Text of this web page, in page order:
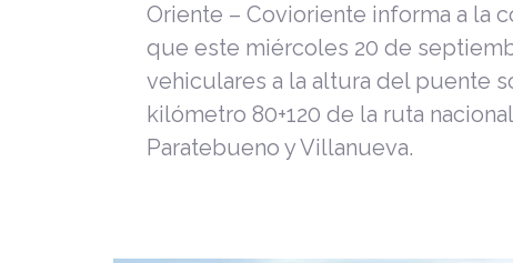
Oriente – Covioriente informa a la
que este miércoles 20 de
vehiculares a la altura del puente
kilómetro 80+120 de la ruta
Paratebueno y Villanueva.